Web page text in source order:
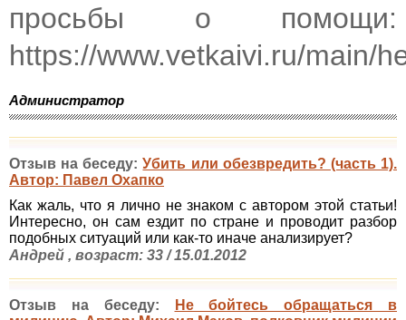
просьбы о помощи:
https://www.vetkaivi.ru/main/
Администратор
Отзыв на беседу:Убить или обезвредить? (часть 1).
Автор: Павел Охапко
Как жаль, что я лично не знаком с автором этой статьи!
Интересно, он сам ездит по стране и проводит разбор
подобных ситуаций или как-то иначе анализирует?
Андрей , возраст: 33 / 15.01.2012
Отзыв на беседу:
Не бойтесь обращаться в